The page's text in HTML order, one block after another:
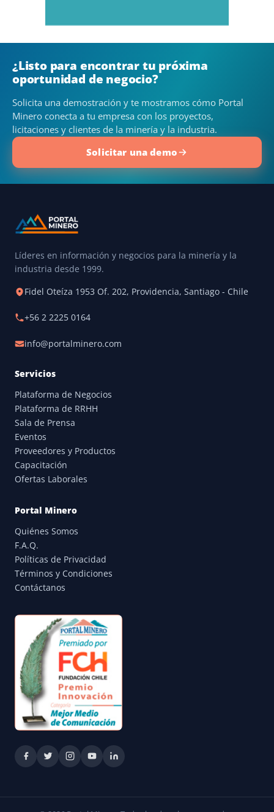
¿Listo para encontrar tu próxima
oportunidad de negocio?
Solicita una demostración y te mostramos cómo Portal
Minero conecta a tu empresa con los proyectos,
licitaciones y clientes de la minería y la industria.
Solicitar una demo
Líderes en información y negocios para la minería y la
industria desde 1999.
Fidel Oteíza 1953 Of. 202, Providencia, Santiago - Chile
+56 2 2225 0164
info@portalminero.com
Servicios
Plataforma de Negocios
Plataforma de RRHH
Sala de Prensa
Eventos
Proveedores y Productos
Capacitación
Ofertas Laborales
Portal Minero
Quiénes Somos
F.A.Q.
Políticas de Privacidad
Términos y Condiciones
Contáctanos